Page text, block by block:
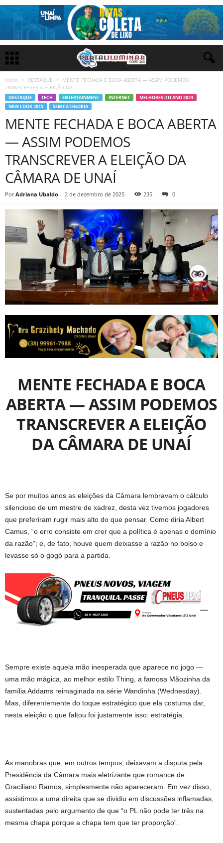
Início DESTAQUE
MENTE FECHADA E BOCA ABERTA — ASSIM PODEMOS
TRANSCREVER A ELEIÇÃO DA...
DESTAQUE TECH ENTERTAINMENT INTERNET
MELHORES DO ANO 2024
NEW LOOK 2015
SEM CATEGORIA
MENTE FECHADA E BOCA ABERTA
— ASSIM PODEMOS
TRANSCREVER A ELEIÇÃO DA
CÂMARA DE UNAÍ
Por Adriana Ubaldo - 2 de dezembro de 2025 235 0
MENTE FECHADA E BOCA
ABERTA — ASSIM PODEMOS
TRANSCREVER A ELEIÇÃO
DA CÂMARA DE UNAÍ
Se por muitos anos as eleições da Câmara lembravam o cálculo
silencioso de um mestre de xadrez, desta vez tivemos jogadores
que preferiram rugir mais alto do que pensar. Como diria Albert
Camus, “o erro consiste em crer que a política é apenas o domínio
da razão”; e, de fato, houve quem deixasse a razão no bolso e
levasse só o gogó para a partida.
Sempre existe aquela mão inesperada que aparece no jogo —
uma mão mágica, ao melhor estilo Thing, a famosa Mãozinha da
família Addams reimaginada na série Wandinha (Wednesday).
Mas, diferentemente do toque estratégico que ela costuma dar,
nesta eleição o que faltou foi justamente isso: estratégia.
As manobras que, em outros tempos, deixavam a disputa pela
Presidência da Câmara mais eletrizante que romance de
Graciliano Ramos, simplesmente não apareceram. Em vez disso,
assistimos a uma direita que se dividiu em discussões inflamadas,
sustentadas pelo argumento de que “o PL não pode ter três na
mesma chapa porque a chapa tem que ter proporção”.